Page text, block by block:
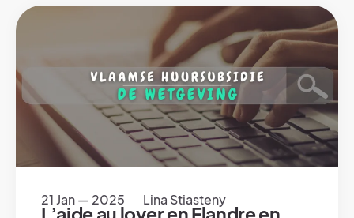
21 Jan — 2025 Lina Stiasteny